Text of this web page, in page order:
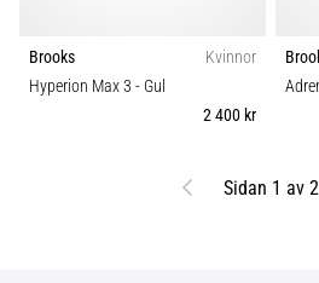
Brooks
Kvinnor
Hyperion Max 3 - Gul
2 400 kr
Föregående
Sidan 1 av 2